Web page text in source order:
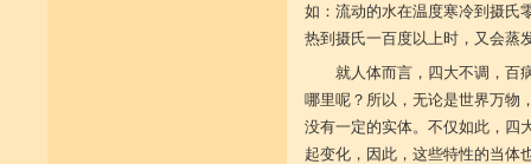
如：流动的水在温度寒冷到摄氏
热到摄氏一百度以上时，又会蒸
就人体而言，四大不调，百
哪里呢？所以，无论是世界万物
没有一定的实体。不仅如此，四
起变化，因此，这些特性的当体